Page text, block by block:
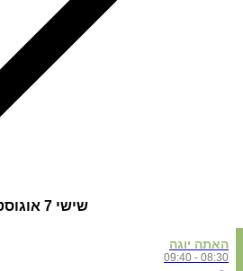
שישי 7 אוגוסט
האתה יוגה
08:30 - 09:40